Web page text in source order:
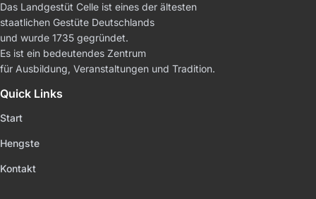
Das Landgestüt Celle ist eines der ältesten
staatlichen Gestüte Deutschlands
und wurde 1735 gegründet.
Es ist ein bedeutendes Zentrum
für Ausbildung, Veranstaltungen und Tradition.
Quick Links
Start
Hengste
Kontakt